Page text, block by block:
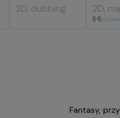
2D, dubbing 2D,
Gatunek
Fantasy,